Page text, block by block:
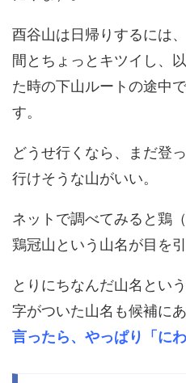
酉谷山は日帰りするには
間とちょっとキツイし、
た時の下山ルートの途中
す。
どうせ行くなら、まだ登
行けそうな山がいい。
ネットで調べてみると鶏
鶏冠山という山名が目を引
とりにちなんだ山名という
字がついた山名も候補にあ
言ったら、やっぱり「に